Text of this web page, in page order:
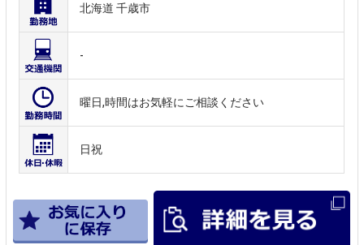
北海道 千歳市
-
曜日,時間はお気軽にご相談ください
日祝